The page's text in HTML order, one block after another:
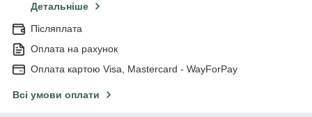
Детальніше
Післяплата
Оплата на рахунок
Оплата картою Visa, Mastercard - WayForPay
Всі умови оплати